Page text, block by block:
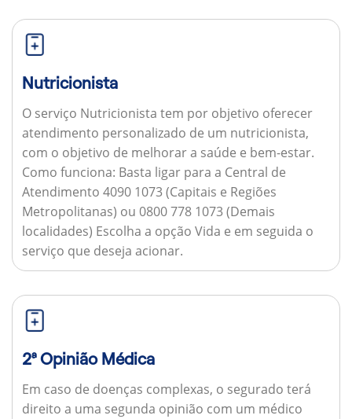
Nutricionista
O serviço Nutricionista tem por objetivo oferecer
atendimento personalizado de um nutricionista,
com o objetivo de melhorar a saúde e bem-estar.
Como funciona: Basta ligar para a Central de
Atendimento 4090 1073 (Capitais e Regiões
Metropolitanas) ou 0800 778 1073 (Demais
localidades) Escolha a opção Vida e em seguida o
serviço que deseja acionar.
2ª Opinião Médica
Em caso de doenças complexas, o segurado terá
direito a uma segunda opinião com um médico